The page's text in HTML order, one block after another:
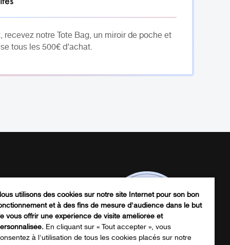
notre Tote Bag, un miroir de poche et
tous les 500€ d’achat.
utilisons des cookies sur notre site Internet pour son bon
et à des fins de mesure d'audience dans le but
vous offrir une expérience de visite améliorée et
En cliquant sur « Tout accepter », vous
à l'utilisation de tous les cookies placés sur notre